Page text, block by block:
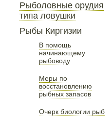
Рыболовные орудия
типа ловушки
Рыбы Киргизии
В помощь
начинающему
рыбоводу
Меры по
восстановлению
рыбных запасов
Очерк биологии рыб